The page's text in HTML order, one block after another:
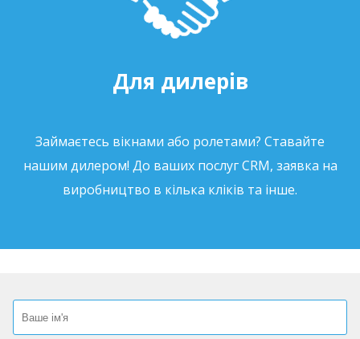
Для дилерів
Займаєтесь вікнами або ролетами? Ставайте
нашим дилером! До ваших послуг CRM, заявка на
виробництво в кілька кліків та інше.